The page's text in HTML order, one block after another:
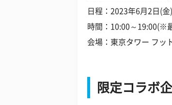
日程：2023年6月2日(
時間：10:00～19:00(※
会場：東京タワー フッ
限定コラボ